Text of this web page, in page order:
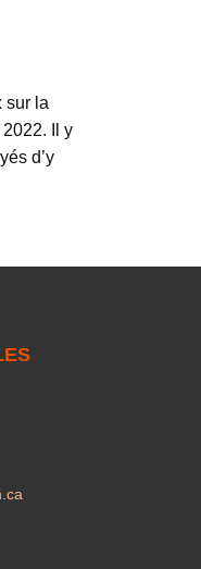
sur la
Il y
d’y